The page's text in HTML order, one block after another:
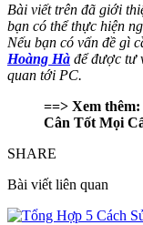
Bài viết trên đã giới
bạn có thể thực hiện
Nếu bạn có vấn đề gì
Hoàng Hà để được tư
quan tới PC.
==> Xem thêm:
Cân Tốt Mọi
SHARE
Bài viết liên quan